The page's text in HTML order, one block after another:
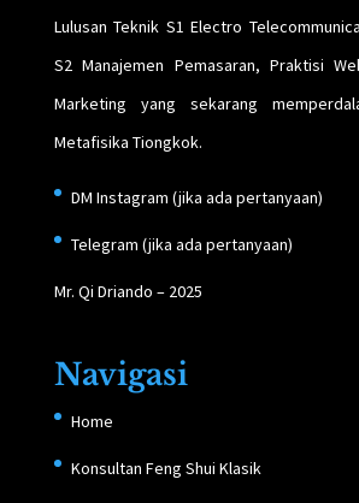
Lulusan Teknik S1 Electro
S2 Manajemen Pemasaran, Praktisi
Marketing yang sekarang
Metafisika Tiongkok.
DM Instagram (jika ada pertanyaan)
Telegram (jika ada pertanyaan)
Mr. Qi Driando – 2025
Navigasi
Home
Konsultan Feng Shui Klasik